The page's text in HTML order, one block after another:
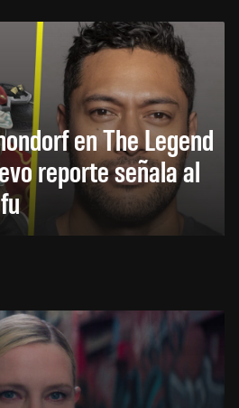
en The Legend
reporte señala al